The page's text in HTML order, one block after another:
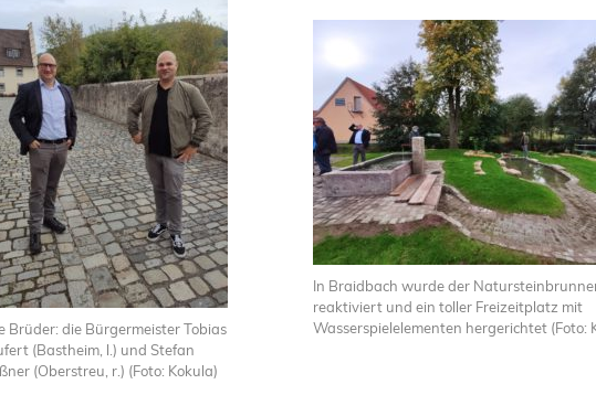
Brüder: die Bürgermeister Tobias
(Bastheim, l.) und Stefan
(Oberstreu, r.) (Foto: Kokula)
In Braidbach wurde der
reaktiviert und ein toller Freizeitplatz mit
Wasserspielelementen hergerichtet (Foto: